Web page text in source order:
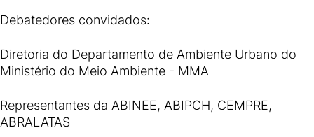
Debatedores convidados:
Diretoria do Departamento de Ambiente Urbano do
Ministério do Meio Ambiente - MMA
Representantes da ABINEE, ABIPCH, CEMPRE,
ABRALATAS